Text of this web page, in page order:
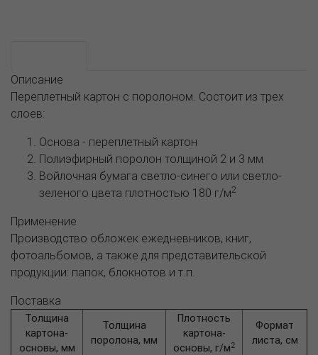
Описание
Переплетный картон с поролоном. Состоит из трех
слоев:
Основа - переплетный картон
Полиэфирный поролон толщиной 2 и 3 мм
Войлочная бумага светло-синего или светло-
зеленого цвета плотностью 180 г/м2
Применение
Производство обложек ежедневников, книг,
фотоальбомов, а также для представительской
продукции: папок, блокнотов и т.п.
Поставка
Толщина
картона-
основы, мм
Толщина
поролона, мм
Плотность
картона-
основы, г/м2
Формат
листа, см